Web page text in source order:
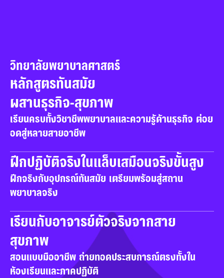
วิทยาลัยพยาบาลศาสตร์
หลักสูตรทันสมัย
ผสานธุรกิจ-สุขภาพ
เรียนครบทั้งวิชาชีพพยาบาลและความรู้ด้านธุรกิจ ต่อย
อดสู่หลายสายอาชีพ
ฝึกปฏิบัติจริงในแล็บเสมือนจริงขั้นสูง
ฝึกจริงกับอุปกรณ์ทันสมัย เตรียมพร้อมสู่สถาน
พยาบาลจริง
เรียนกับอาจารย์ตัวจริงจากสาย
สุขภาพ
สอนแบบมืออาชีพ ถ่ายทอดประสบการณ์ตรงทั้งใน
ห้องเรียนและภาคปฏิบัติ